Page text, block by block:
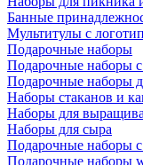
Банные
Мультитулы с
Подарочные наборы
Подарочные наборы
Подарочные наборы
Наборы стаканов и
Наборы для
Наборы для сыра
Подарочные наборы с
Подарочные наборы